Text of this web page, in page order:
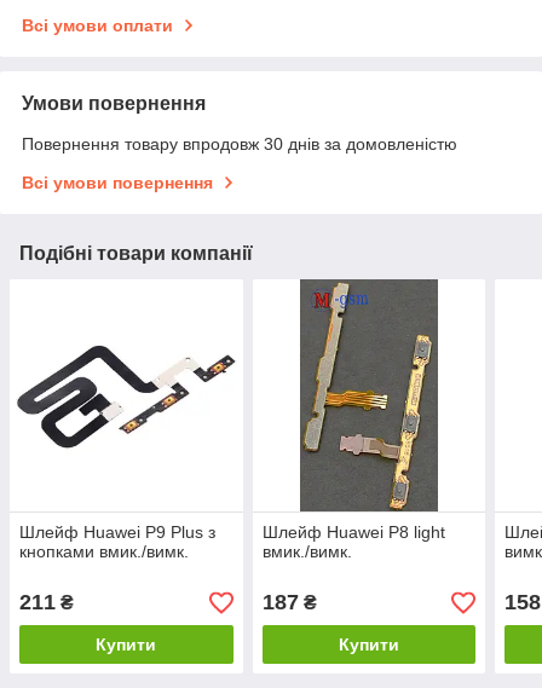
Всі умови оплати
Умови повернення
Повернення товару впродовж 30 днів за домовленістю
Всі умови повернення
Подібні товари компанії
Шлейф Huawei P9 Plus з
кнопками вмик./вимк.
211 ₴
Купити
Шлейф Huawei P8 light
вмик./вимк.
187₴
Купити
158